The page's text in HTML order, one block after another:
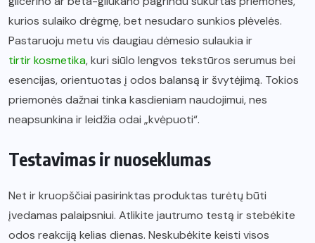
kurios sulaiko drėgmę, bet nesudaro sunkios plėvelės.
Pastaruoju metu vis daugiau dėmesio sulaukia ir
tirtir kosmetika, kuri siūlo lengvos tekstūros serumus bei
esencijas, orientuotas į odos balansą ir švytėjimą. Tokios
priemonės dažnai tinka kasdieniam naudojimui, nes
neapsunkina ir leidžia odai „kvėpuoti“.
Testavimas ir nuoseklumas
Net ir kruopščiai pasirinktas produktas turėtų būti
įvedamas palaipsniui. Atlikite jautrumo testą ir stebėkite
odos reakciją kelias dienas. Neskubėkite keisti visos